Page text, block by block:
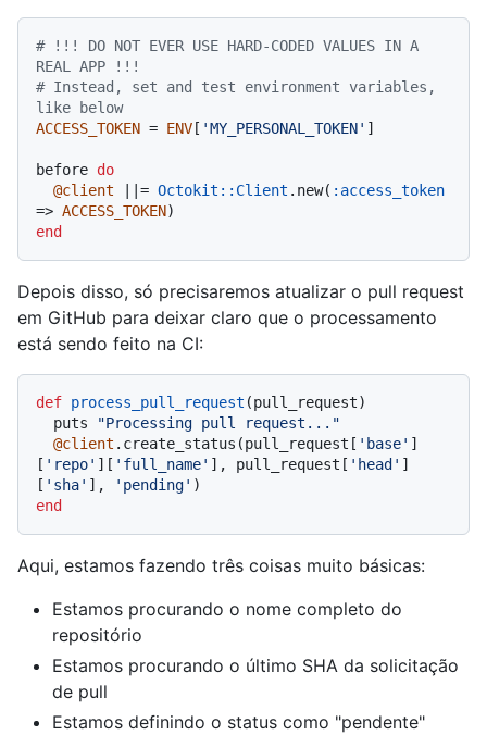
# !!! DO NOT EVER USE HARD-CODED VALUES IN A
REAL APP !!!
# Instead, set and test environment variables,
like below
ACCESS_TOKEN = ENV [ 'MY_PERSONAL_TOKEN' ]
before do
@client
|= Octokit::Client .new( :access_token
=> ACCESS_TOKEN
end
Depois disso, só precisaremos atualizar o pull request
em GitHub para deixar claro que o processamento
está sendo feito na CI:
def process_pull_request (pull_request)
  puts
"Processing pull request..."
@client .create_status(pull_request[ 'base' ]
[ 'repo' ][ 'full_name' ], pull_request[ 'head' ]
[ 'sha' ], 'pending'
end
Aqui, estamos fazendo três coisas muito básicas:
Estamos procurando o nome completo do
repositório
Estamos procurando o último SHA da solicitação
de pull
Estamos definindo o status como "pendente"